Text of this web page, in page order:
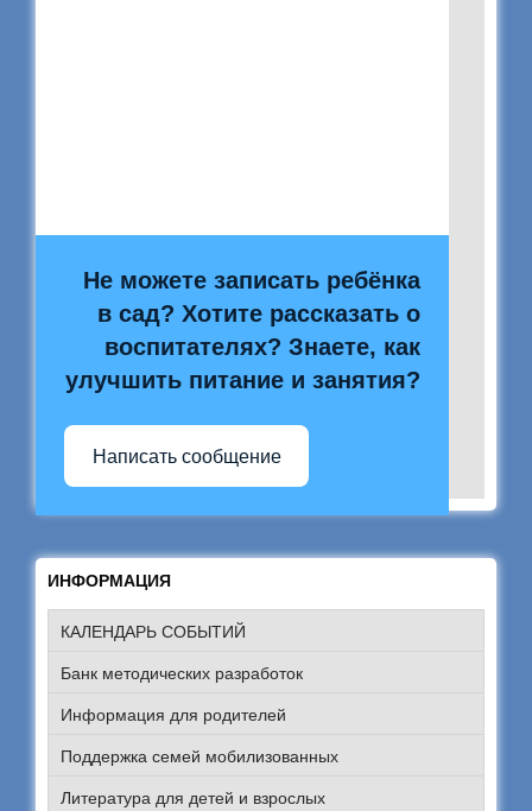
Не можете записать ребёнка
в сад? Хотите рассказать о
воспитателях? Знаете, как
улучшить питание и занятия?
Написать сообщение
ИНФОРМАЦИЯ
КАЛЕНДАРЬ СОБЫТИЙ
Банк методических разработок
Информация для родителей
Поддержка семей мобилизованных
Литература для детей и взрослых